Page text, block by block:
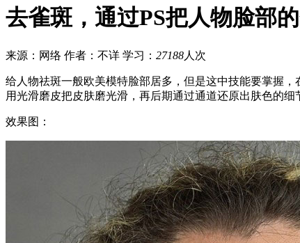
去雀斑，通过PS把人物脸部
来源：网络 作者：不详 学习： 27188人次
给人物祛斑一般欧美模特脸部居多，但是这中技能要掌握
用光滑磨皮把皮肤磨光滑，再后期通过通道还原出肤色的
效果图：